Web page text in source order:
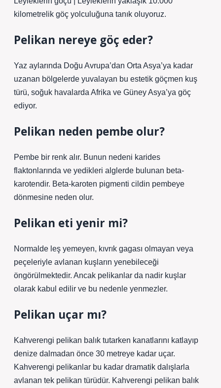
kilometrelik göç yolculuğuna tanık oluyoruz.
Pelikan nereye göç eder?
Yaz aylarında Doğu Avrupa’dan Orta Asya’ya kadar
uzanan bölgelerde yuvalayan bu estetik göçmen kuş
türü, soğuk havalarda Afrika ve Güney Asya’ya göç
ediyor.
Pelikan neden pembe olur?
Pembe bir renk alır. Bunun nedeni karides
flaktonlarında ve yedikleri alglerde bulunan beta-
karotendir. Beta-karoten pigmenti cildin pembeye
dönmesine neden olur.
Pelikan eti yenir mi?
Normalde leş yemeyen, kıvrık gagası olmayan veya
peçeleriyle avlanan kuşların yenebileceği
öngörülmektedir. Ancak pelikanlar da nadir kuşlar
olarak kabul edilir ve bu nedenle yenmezler.
Pelikan uçar mı?
Kahverengi pelikan balık tutarken kanatlarını katlayıp
denize dalmadan önce 30 metreye kadar uçar.
Kahverengi pelikanlar bu kadar dramatik dalışlarla
avlanan tek pelikan türüdür. Kahverengi pelikan balık